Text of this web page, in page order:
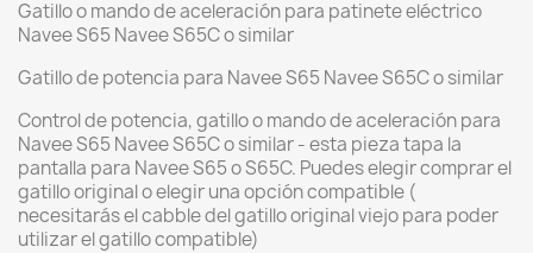
Gatillo o mando de aceleración para patinete eléctrico
Navee S65 Navee S65C o similar
Gatillo de potencia para Navee S65 Navee S65C o similar
Control de potencia, gatillo o mando de aceleración para
Navee S65 Navee S65C o similar - esta pieza tapa la
pantalla para Navee S65 o S65C. Puedes elegir comprar el
gatillo original o elegir una opción compatible (
necesitarás el cabble del gatillo original viejo para poder
utilizar el gatillo compatible)